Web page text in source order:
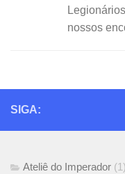
nossos
SIGA:
Ateliê do Imperador (1)